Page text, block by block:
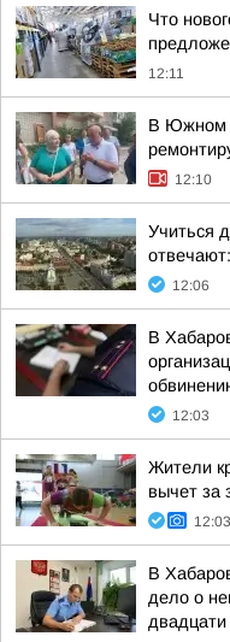
Что
12:11
В Южном
12:10
Учиться
12:06
В
12:03
Жители
вычет за
12:03
В
дело о